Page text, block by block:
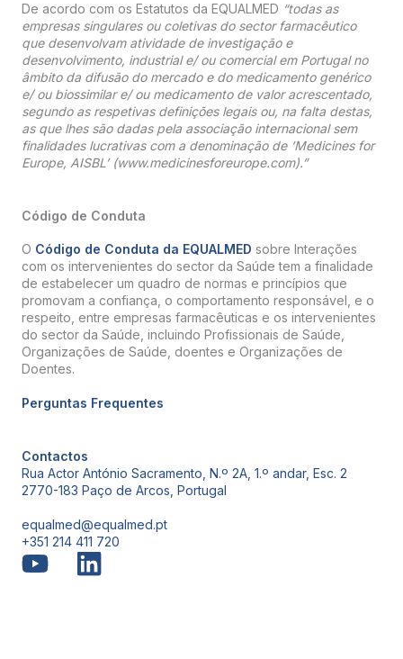
De acordo com os Estatutos da EQUALMED “todas as
empresas singulares ou coletivas do sector farmacêutico
que desenvolvam atividade de investigação e
desenvolvimento, industrial e/ ou comercial em Portugal no
âmbito da difusão do mercado e do medicamento genérico
e/ ou biossimilar e/ ou medicamento de valor acrescentado,
segundo as respetivas definições legais ou, na falta destas,
as que lhes são dadas pela associação internacional sem
finalidades lucrativas com a denominação de ‘Medicines for
Europe, AISBL’ (www.medicinesforeurope.com).”
Código de Conduta
O Código de Conduta da EQUALMED sobre Interações
com os intervenientes do sector da Saúde tem a finalidade
de estabelecer um quadro de normas e princípios que
promovam a confiança, o comportamento responsável, e o
respeito, entre empresas farmacêuticas e os intervenientes
do sector da Saúde, incluindo Profissionais de Saúde,
Organizações de Saúde, doentes e Organizações de
Doentes.
Perguntas Frequentes
Contactos
Rua Actor António Sacramento, N.º 2A, 1.º andar, Esc. 2
2770-183 Paço de Arcos, Portugal
equalmed@equalmed.pt
+351 214 411 720